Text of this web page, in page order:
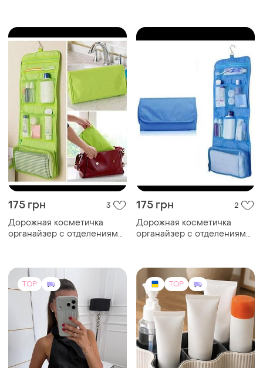
175 грн 3
Дорожная косметичка
органайзер с отделениями
175 грн 2
Дорожная косметичка
органайзер с отделениями
TOP TOP